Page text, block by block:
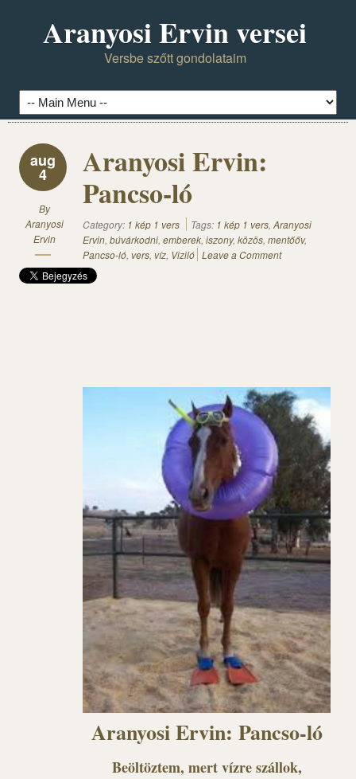
Aranyosi Ervin versei
Versbe szőtt gondolataim
aug
4
By
Aranyosi
Ervin
Aranyosi Ervin:
Pancso-ló
Category: 1 kép 1 vers Tags: 1 kép 1 vers, Aranyosi
Ervin, búvárkodni, emberek, iszony, közös, mentőőv,
Pancso-ló, vers, víz, Viziló Leave a Comment
Aranyosi Ervin: Pancso-ló
Beöltöztem, mert vízre szállok,